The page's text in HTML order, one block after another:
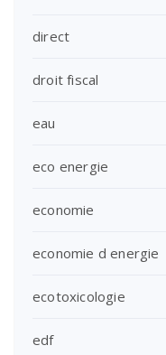
direct
droit fiscal
eau
eco energie
economie
economie d energie
ecotoxicologie
edf